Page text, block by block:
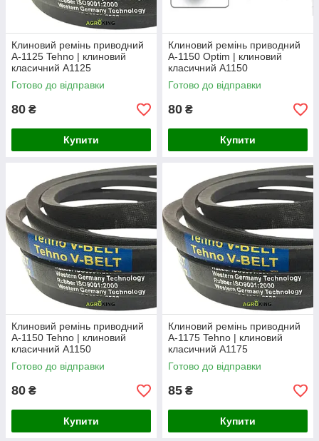
Клиновий ремінь приводний
А-1125 Tehno | клиновий
класичний А1125
Готово до відправки
80 ₴
Купити
Клиновий ремінь приводний
А-1150 Optim | клиновий
класичний А1150
Готово до відправки
80 ₴
Купити
Клиновий ремінь приводний
А-1150 Tehno | клиновий
класичний А1150
Готово до відправки
80 ₴
Купити
Клиновий ремінь приводний
А-1175 Tehno | клиновий
класичний А1175
Готово до відправки
85 ₴
Купити